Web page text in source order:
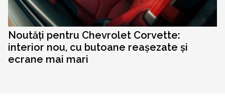
Noutăți pentru Chevrolet Corvette:
interior nou, cu butoane reașezate și
ecrane mai mari